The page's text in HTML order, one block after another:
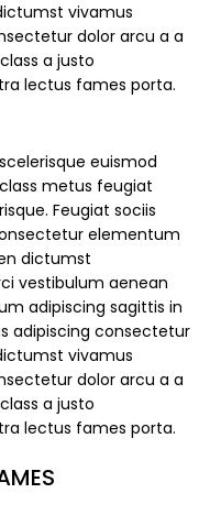
vivamus
dolor arcu a a
a justo
lectus fames porta.
euismod
metus feugiat
Feugiat sociis
elementum
dictumst
vestibulum aenean
adipiscing sagittis in
adipiscing consectetur
vivamus
dolor arcu a a
a justo
lectus fames porta.